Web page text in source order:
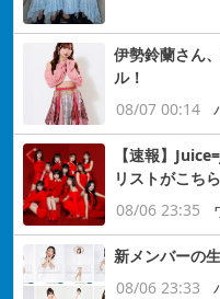
伊勢鈴蘭さん
ル！
08/07 00:14
【速報】
リストがこち
08/06 23:35
新メンバー
08/06 23:33